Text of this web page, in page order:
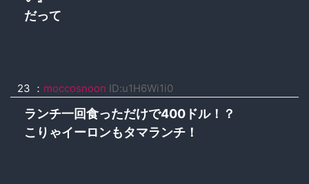
だって
23 ： moccosnoon ID:u1H6Wi1i0
ランチ一回食っただけで400ドル！？
こりゃイーロンもタマランチ！